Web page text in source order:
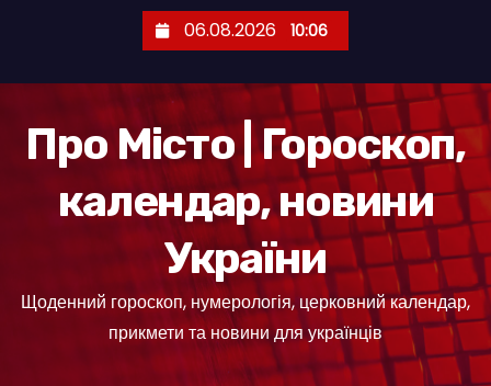
06.08.2026 10:06
Про Місто | Гороскоп,
календар, новини
України
Щоденний гороскоп, нумерологія, церковний календар,
прикмети та новини для українців